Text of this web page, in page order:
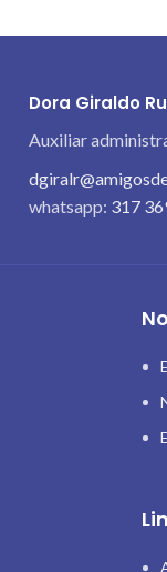
Dora Giraldo
Auxiliar
whatsapp: 317